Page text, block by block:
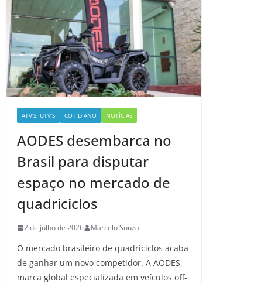
ATV'S, UTV'S COTIDIANO NOTÍCIAS
AODES desembarca no
Brasil para disputar
espaço no mercado de
quadriciclos
2 de julho de 2026 Marcelo Souza
O mercado brasileiro de quadriciclos acaba
de ganhar um novo competidor. A AODES,
marca global especializada em veículos off-